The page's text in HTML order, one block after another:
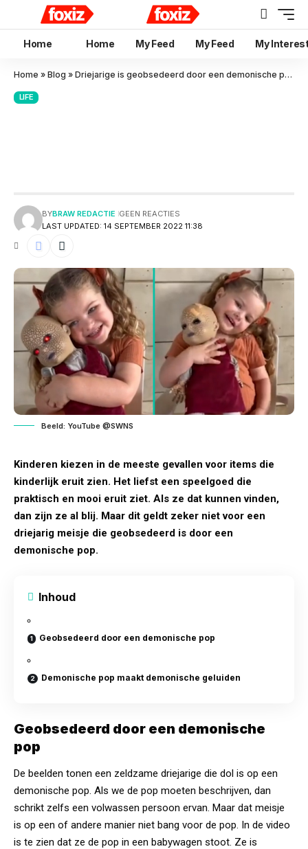
Home Home My Feed My Feed My
Home » Blog » Driejarige is geobsedeerd door een demonische pop en neemt het overal mee
LIFE
LAST UPDATED: 14 SEPTEMBER 2022 11:38
BYBRAW REDACTIE GEEN REACTIES
Beeld: YouTube @SWNS
Kinderen kiezen in de meeste gevallen voor items die
kinderlijk eruit zien. Het liefst een speelgoed die
praktisch en mooi eruit ziet. Als ze dat kunnen vinden,
dan zijn ze al blij. Maar dit geldt zeker niet voor een
driejarig meisje die geobsedeerd is door een
demonische pop.
Inhoud
Geobsedeerd door een demonische pop
Demonische pop maakt demonische geluiden
Geobsedeerd door een demonische
pop
De beelden tonen een zeldzame driejarige die dol is op een
demonische pop. Als we de pop moeten beschrijven, dan
schrikt zelfs een volwassen persoon ervan. Maar dat meisje
is op een of andere manier niet bang voor de pop. In de video
is te zien dat ze de pop in een babywagen stoot. Ze is